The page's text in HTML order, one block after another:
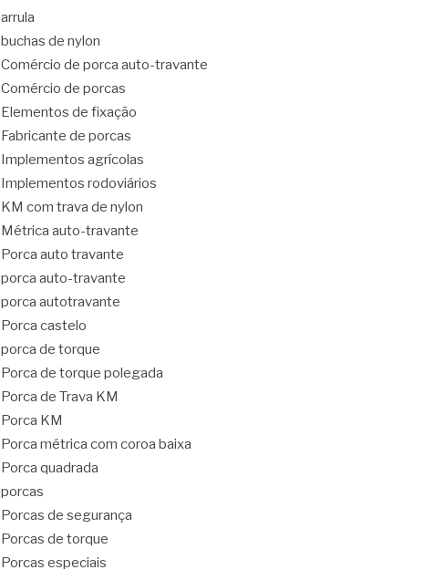
arrula
buchas de nylon
Comércio de porca auto-travante
Comércio de porcas
Elementos de fixação
Fabricante de porcas
Implementos agrícolas
Implementos rodoviários
KM com trava de nylon
Métrica auto-travante
Porca auto travante
porca auto-travante
porca autotravante
Porca castelo
porca de torque
Porca de torque polegada
Porca de Trava KM
Porca KM
Porca métrica com coroa baixa
Porca quadrada
porcas
Porcas de segurança
Porcas de torque
Porcas especiais